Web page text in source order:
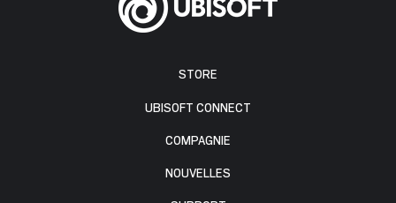
STORE
UBISOFT CONNECT
COMPAGNIE
NOUVELLES